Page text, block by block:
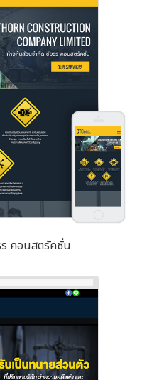
คอนสตรัคชั่น